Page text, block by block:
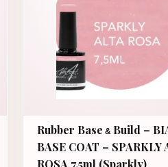
Rubber Base & Build –
BASE COAT – SPARKLY
ROSA 7.5ml (Sparkly)